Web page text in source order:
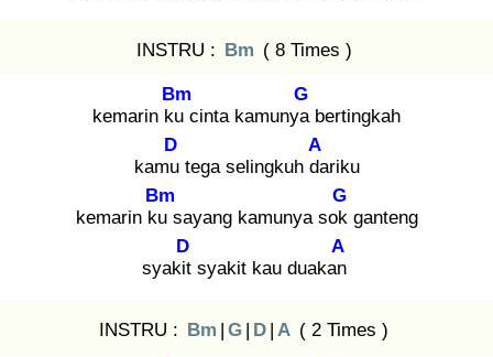
INSTRU : Bm ( 8 Times )
kemarin ku
Bm
cinta kamunya
G
bertingkah
kamu
D
tega selingkuh da
A
riku
kemarin ku
Bm
sayang kamunya sok
G
ganteng
syakit
D
syakit kau duakan
A
INSTRU : Bm | G | D | A ( 2 Times )